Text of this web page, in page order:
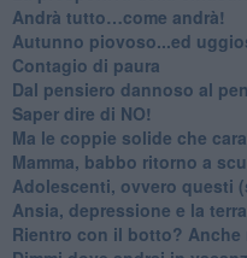
​Andrà tutto…come andrà!
Autunno piovoso...ed
​Contagio di paura
​Dal pensiero dannoso al
​Saper dire di NO!
​Ma le coppie solide che
​Mamma, babbo ritorno a
Adolescenti, ovvero questi
Ansia, depressione e la
​Rientro con il botto? Anche